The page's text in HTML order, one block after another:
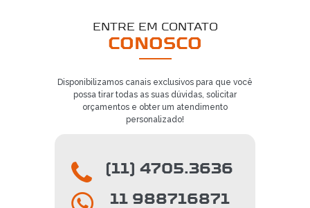
ENTRE EM CONTATO
CONOSCO
Disponibilizamos canais exclusivos para que você
possa tirar todas as suas dúvidas, solicitar
orçamentos e obter um atendimento
personalizado!
(11) 4705.3636
11 988716871